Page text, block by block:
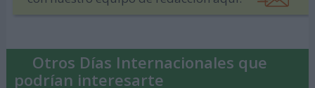
Otros Días Internacionales que
podrían interesarte